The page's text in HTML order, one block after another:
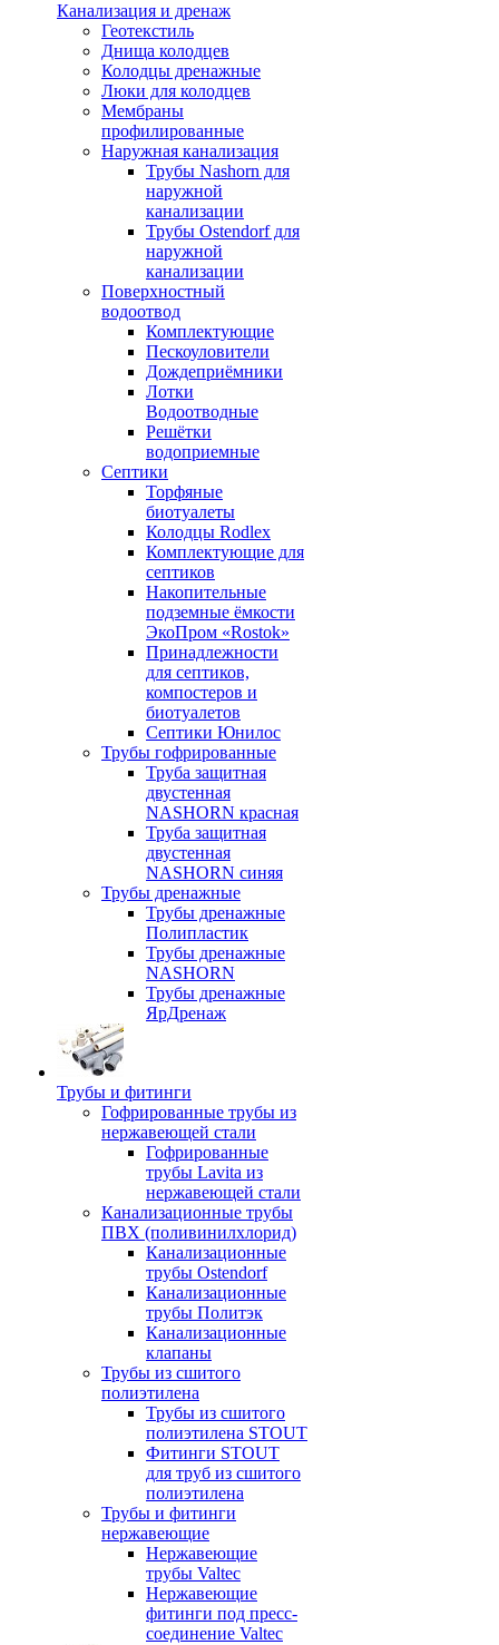
Канализация и дренаж
Геотекстиль
Днища колодцев
Колодцы дренажные
Люки для колодцев
Мембраны
профилированные
Наружная канализация
Трубы Nashorn для
наружной
канализации
Трубы Ostendorf для
наружной
канализации
Поверхностный
водоотвод
Комплектующие
Пескоуловители
Дождеприёмники
Лотки
Водоотводные
Решётки
водоприемные
Септики
Торфяные
биотуалеты
Колодцы Rodlex
Комплектующие для
септиков
Накопительные
подземные ёмкости
ЭкоПром «Rostok»
Принадлежности
для септиков,
компостеров и
биотуалетов
Септики Юнилос
Трубы гофрированные
Труба защитная
двустенная
NASHORN красная
Труба защитная
двустенная
NASHORN синяя
Трубы дренажные
Трубы дренажные
Полипластик
Трубы дренажные
NASHORN
Трубы дренажные
ЯрДренаж
Трубы и фитинги
Гофрированные трубы из
нержавеющей стали
Гофрированные
трубы Lavita из
нержавеющей стали
Канализационные трубы
ПВХ (поливинилхлорид)
Канализационные
трубы Ostendorf
Канализационные
трубы Политэк
Канализационные
клапаны
Трубы из сшитого
полиэтилена
Трубы из сшитого
полиэтилена STOUT
Фитинги STOUT
для труб из сшитого
полиэтилена
Трубы и фитинги
нержавеющие
Нержавеющие
трубы Valtec
Нержавеющие
фитинги под пресс-
соединение Valtec